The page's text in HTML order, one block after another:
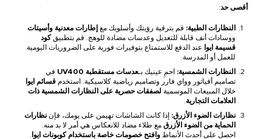
أقصى حد:
النظارات الطبية: قم بترقية رؤيتك وأسلوبك مع إطارات معدنية وأسيتات
ووسادات أنف قابلة للتعديل وعدسات مضادة للوهج. قم بتطبيقكود
قسيمة ايوا
عند الدفع للاستمتاع بتوفيرات فورية على الضروريات اليومية
للعمل أو المدرسة.
النظارات الشمسية: احمِ عينيك بـعدسات مستقطبة UV400
في
تصاميم أفياتور وواي فارر وتصاميم رياضية كلاسيكية. استخدم قسائم ايوا
خلال المبيعات الموسمية لصفقات حصرية على النظارات الشمسية ذات
العلامات التجارية
نظارات الضوء الأزرق: إذا كانت الشاشات تهيمن على يومك، فإن نظارات
الحماية من الضوء الأزرق مع طلاء مضاد للانعكاس هي أمر لا بد منه.
احصل على أحدث الأنماط وافتح خصومات خاصة باستخدام كوبونات ايوا